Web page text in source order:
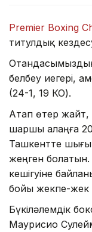
Premier Boxing
титулдық
белбеу иегері,
(24-1, 19 КО).
Атап өтер жайт,
шаршы алаңға
Ташкентте
жеңген
кешігуіне
бойы жекпе-жек
Бүкіләлемдік
Маурисио